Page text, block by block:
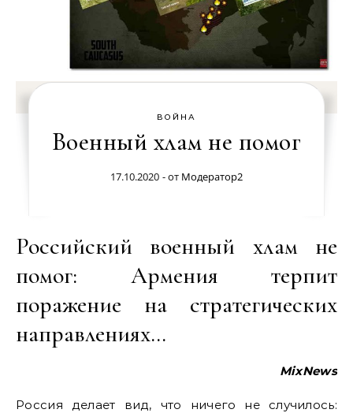
ВОЙНА
Военный хлам не помог
17.10.2020 - от Модератор2
Российский военный хлам не
помог: Армения терпит
поражение на стратегических
направлениях…
MixNews
Россия делает вид, что ничего не случилось: